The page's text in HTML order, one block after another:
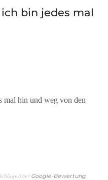
bin jedes mal
mal hin und weg von den
Google-Bewertung